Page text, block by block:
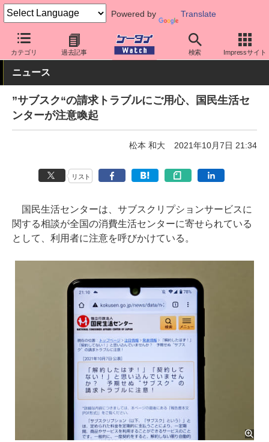
Powered by Translate
カテゴリ 過去記事 検索 Impressサイト
ケータイ Watch アプリ・サービス 決済/金融
ニュース
”サブスク“の請求トラブルにご用心、国民生活セ
ンターが注意喚起
松本 和大 2021年10月7日 21:34
リスト
国民生活センターは、サブスクリプションサービスに
関する相談が全国の消費生活センターに寄せられている
として、利用者に注意を呼びかけている。